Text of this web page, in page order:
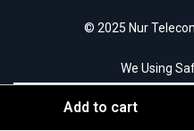
© 2025 Nur
We Using
Add to cart